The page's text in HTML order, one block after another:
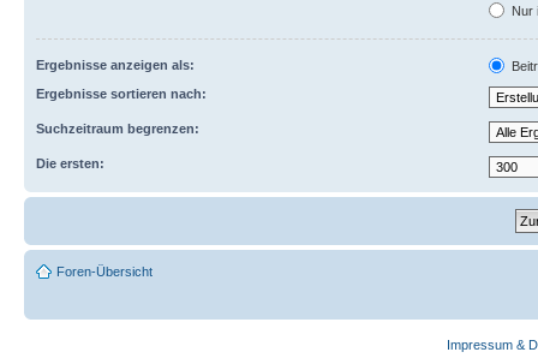
Nur
Ergebnisse anzeigen als:
Ergebnisse sortieren nach:
Suchzeitraum begrenzen:
Die ersten:
Foren-Übersicht
Impressum &